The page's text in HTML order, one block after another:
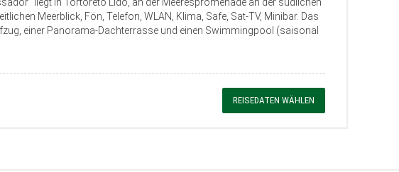
Meerblick, Fön, Telefon, WLAN, Klima, Safe, Sat-TV, Minibar. Das
einer Panorama-Dachterrasse und einen Swimmingpool (saisonal
REISEDATEN WÄHLEN